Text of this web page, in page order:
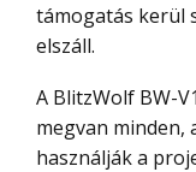
támogatás kerül
elszáll.
A BlitzWolf BW-V10 Ultra pont ezért érdekes, mert
megvan minden,
használják a